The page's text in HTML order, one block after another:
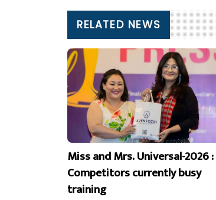
RELATED NEWS
Miss and Mrs. Universal-2026 :
Competitors currently busy
training